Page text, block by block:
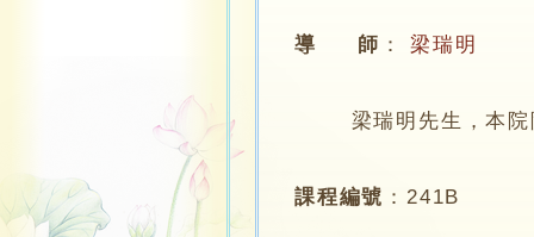
導 師 ： 梁瑞明
梁瑞明先生，本院
課程編號 ：241B